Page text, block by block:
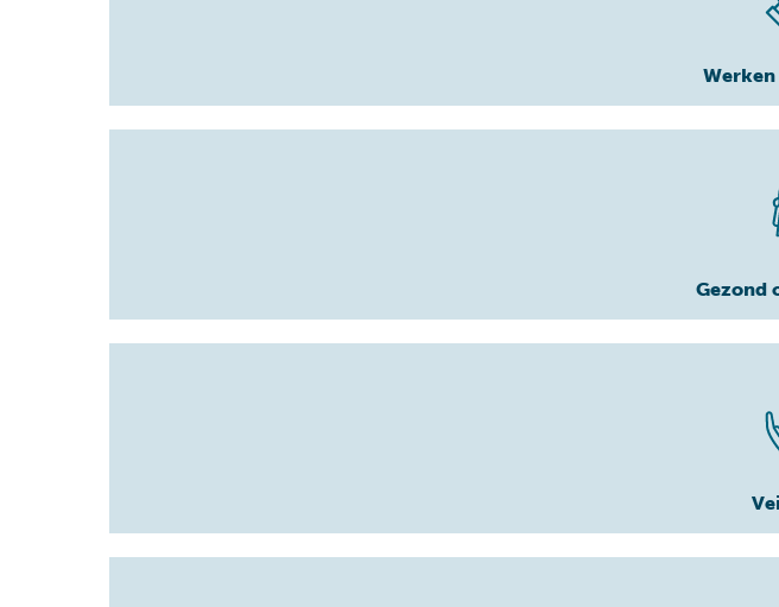
Werken
Gezond